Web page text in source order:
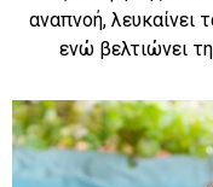
αναπνοή, λευκαίνει
ενώ βελτιώνει